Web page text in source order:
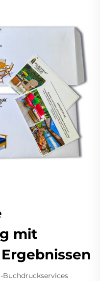
mit
Buchdruckservices